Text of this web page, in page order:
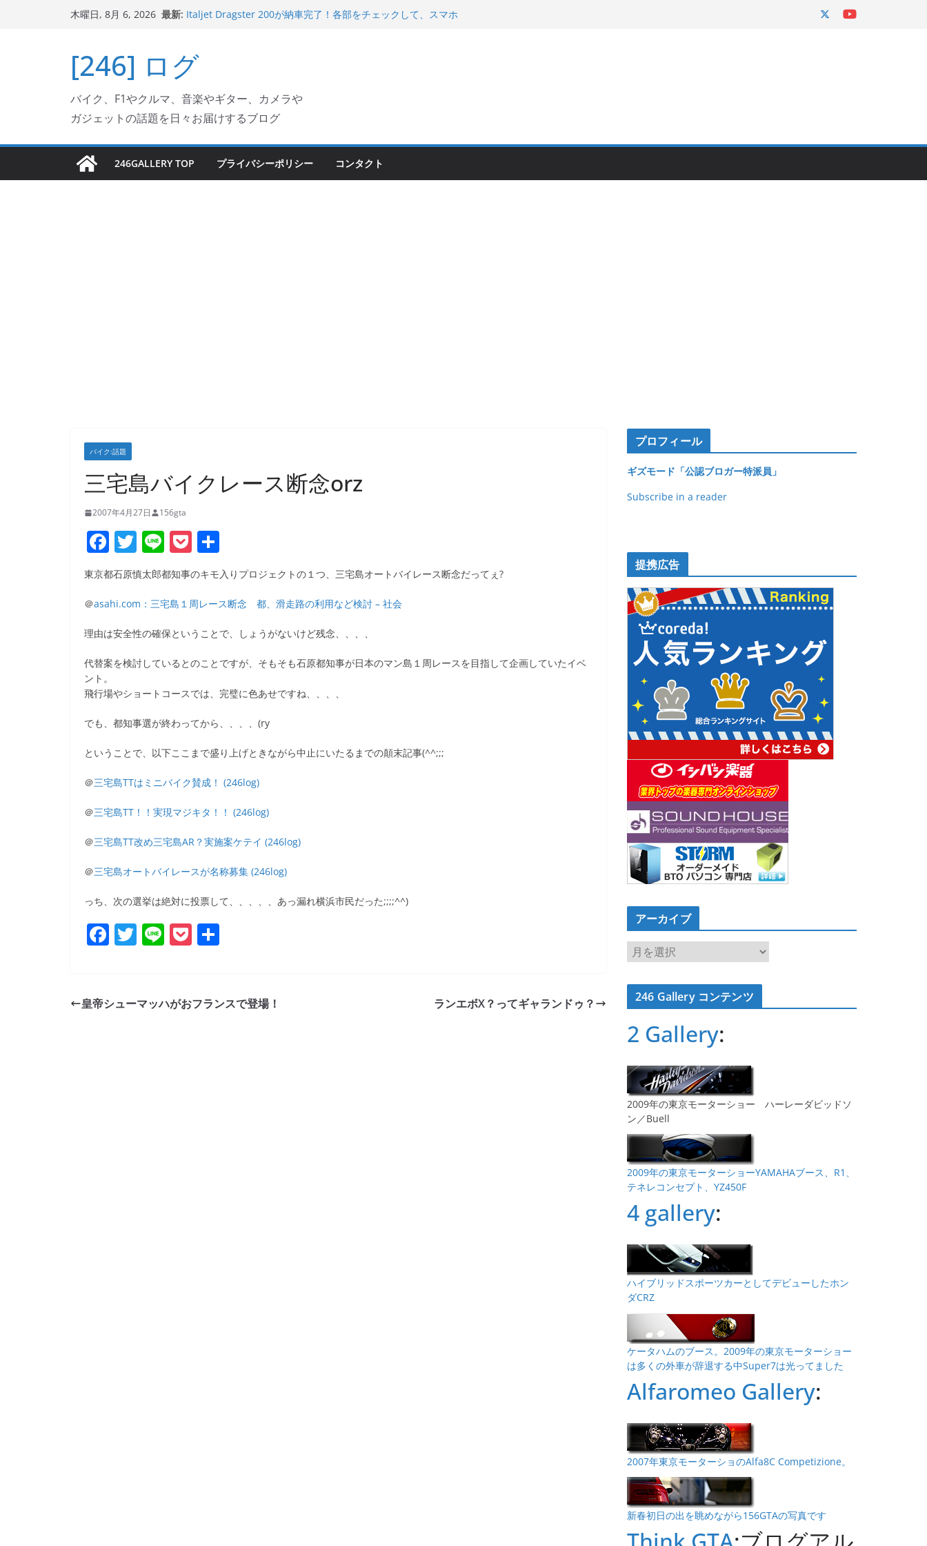
キ
プ
木曜日, 8月 6, 2026 最新: Italjet Dragster 200が納車完了！各部をチェックして、スマホ
Ken Block 逝去
岩手県奥州市へのふるさと納税で KGR HARMONY 南部鉄器エ
Italjet Dragster 200のフロントISSサスの動きが判ったらコーナ
リングが楽しくなった
[246] ログ
バイク、F1やクルマ、音楽やギター、カメラや
ガジェットの話題を日々お届けするブログ
246GALLERY TOP プライバシーポリシー コンタクト
バイク:話題
三宅島バイクレース断念orz
2007年4月27日 156gta
F
a
c
e
b
o
o
k
T
w
itt
er
Li
n
e
P
o
ck
et
有
東京都石原慎太郎都知事のキモ入りプロジェクトの１つ、三宅島オートバイレース断念だってぇ?
＠asahi.com：三宅島１周レース断念 都、滑走路の利用など検討 – 社会
理由は安全性の確保ということで、しょうがないけど残念、、、、
代替案を検討しているとのことですが、そもそも石原都知事が日本のマン島１周レースを目指して企画していたイベ
ント。
飛行場やショートコースでは、完璧に色あせですね、、、、
でも、都知事選が終わってから、、、、(ry
ということで、以下ここまで盛り上げときながら中止にいたるまでの顛末記事(^^;;;
＠三宅島TTはミニバイク賛成！ (246log)
＠三宅島TT！！実現マジキタ！！ (246log)
＠三宅島TT改め三宅島AR？実施案ケテイ (246log)
＠三宅島オートバイレースが名称募集 (246log)
っち、次の選挙は絶対に投票して、、、、、あっ漏れ横浜市民だった;;;;^^)
F
e
T
er
Li P
et
皇帝シューマッハがおフランスで登場！ ランエボX？ってギャランドゥ？
プロフィール
ギズモード「公認ブロガー特派員」
Subscribe in a reader
提携広告
アーカイブ
ア
ー
カ
イ246 Gallery コンテンツ
2 Gallery:
2009年の東京モーターショー ハーレーダビッドソ
ン／Buell
2009年の東京モーターショーYAMAHAブース、R1、
テネレコンセプト、YZ450F
4 gallery:
ハイブリッドスポーツカーとしてデビューしたホン
ダCRZ
ケータハムのブース。2009年の東京モーターショー
は多くの外車が辞退する中Super7は光ってました
Alfaromeo Gallery:
2007年東京モーターショのAlfa8C Competizione。
新春初日の出を眺めながら156GTAの写真です